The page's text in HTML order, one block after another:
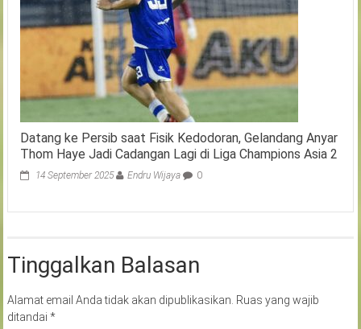
Datang ke Persib saat Fisik Kedodoran, Gelandang Anyar
Thom Haye Jadi Cadangan Lagi di Liga Champions Asia 2
14 September 2025 Endru Wijaya 0
Tinggalkan Balasan
Alamat email Anda tidak akan dipublikasikan. Ruas yang wajib
ditandai *